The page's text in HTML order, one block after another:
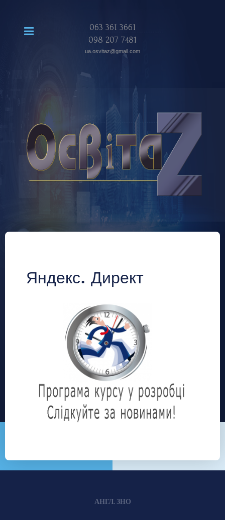
063 361 3661
098 207 7481
ua.osvitaz@gmail.com
Яндекс. Директ
АНГЛ. ЗНО